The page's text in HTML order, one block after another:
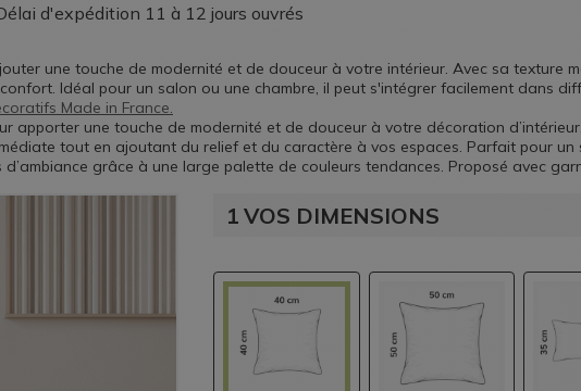
d'expédition 11 à 12 jours ouvrés
une touche de modernité et de douceur à votre intérieur. Avec sa texture
Idéal pour un salon ou une chambre, il peut s'intégrer facilement dans
Made in France.
apporter une touche de modernité et de douceur à votre décoration
tout en ajoutant du relief et du caractère à vos espaces. Parfait pour un
grâce à une large palette de couleurs tendances. Proposé avec
se distingue par la qualité de sa confection et sa durabilité.
1 VOS DIMENSIONS